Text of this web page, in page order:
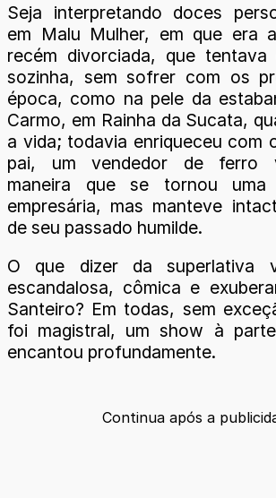
Seja interpretando doces
em Malu Mulher, em que era
recém divorciada, que
sozinha, sem sofrer com os
época, como na pele da
Carmo, em Rainha da Sucata,
a vida; todavia enriqueceu com
pai, um vendedor de ferro
maneira que se tornou uma
empresária, mas manteve
de seu passado humilde.
O que dizer da superlativa
escandalosa, cômica e
Santeiro? Em todas, sem
foi magistral, um show à
encantou profundamente.
Continua após a